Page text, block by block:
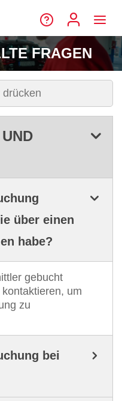
FRAGEN
über einen
habe?
gebucht
um
zu
bei